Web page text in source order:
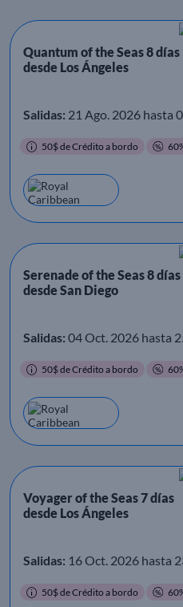
Quantum of the Seas 8 días
desde Los Ángeles
Salidas: 21 Ago. 2026 hasta
50$ de Crédito a bordo
Serenade of the Seas 8 días
desde San Diego
Salidas: 04 Oct. 2026 hasta
50$ de Crédito a bordo
Voyager of the Seas 7 días
desde Los Ángeles
Salidas: 16 Oct. 2026 hasta
50$ de Crédito a bordo